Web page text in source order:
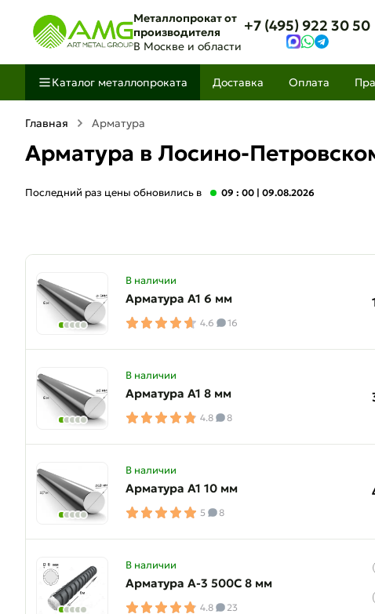
Металлопрокат от
производителя
В Москве и области
+7 (495) 922 30 50
Каталог металлопроката Доставка Оплата
Главная Арматура
Арматура в Лосино-
Последний раз цены обновились в 09 : 00 | 09.08.2026
В наличии
Арматура А1 6 мм
4.6 16
В наличии
Арматура А1 8 мм
4.8 8
В наличии
Арматура А1 10 мм
5 8
В наличии
Арматура A-3 500C 8 мм
4.8 23